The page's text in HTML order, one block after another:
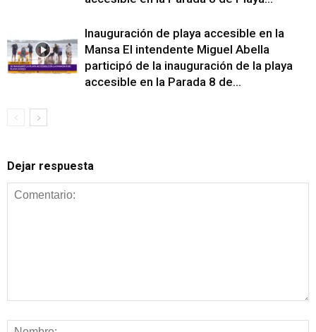
Inauguración de playa accesible en la
Mansa El intendente Miguel Abella
participó de la inauguración de la playa
accesible en la Parada 8 de...
Dejar respuesta